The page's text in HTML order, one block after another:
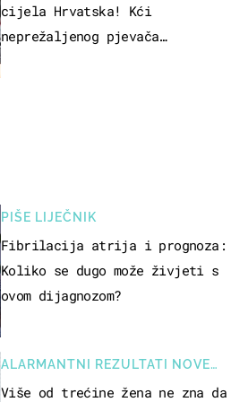
cijela Hrvatska! Kći
neprežaljenog pjevača
PIŠE LIJEČNIK
Fibrilacija atrija i prognoza:
Koliko se dugo može živjeti s
ovom dijagnozom?
ALARMANTNI REZULTATI NOVE
STUDIJE
Više od trećine žena ne zna da